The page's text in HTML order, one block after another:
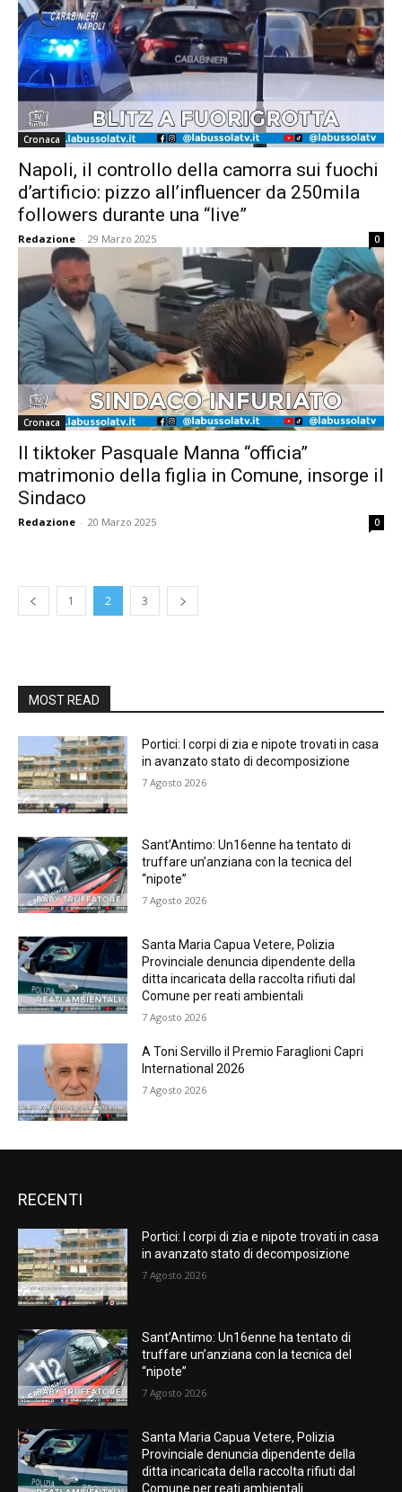
Cronaca
Napoli, il controllo della camorra sui fuochi
d’artificio: pizzo all’influencer da 250mila
followers durante una “live”
Redazione - 29 Marzo 2025 0
Cronaca
Il tiktoker Pasquale Manna “officia”
matrimonio della figlia in Comune, insorge il
Sindaco
Redazione - 20 Marzo 2025 0
1 2 3
MOST READ
Portici: I corpi di zia e nipote trovati in casa
in avanzato stato di decomposizione
7 Agosto 2026
Sant’Antimo: Un16enne ha tentato di
truffare un’anziana con la tecnica del
“nipote”
7 Agosto 2026
Santa Maria Capua Vetere, Polizia
Provinciale denuncia dipendente della
ditta incaricata della raccolta rifiuti dal
Comune per reati ambientali
7 Agosto 2026
A Toni Servillo il Premio Faraglioni Capri
International 2026
7 Agosto 2026
RECENTI
Portici: I corpi di zia e nipote trovati in casa
in avanzato stato di decomposizione
7 Agosto 2026
Sant’Antimo: Un16enne ha tentato di
truffare un’anziana con la tecnica del
“nipote”
7 Agosto 2026
Santa Maria Capua Vetere, Polizia
Provinciale denuncia dipendente della
ditta incaricata della raccolta rifiuti dal
Comune per reati ambientali